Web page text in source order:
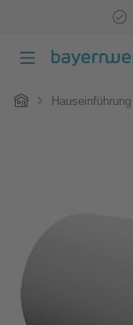
Zum Hauptinhalt
HomeHauseinführung